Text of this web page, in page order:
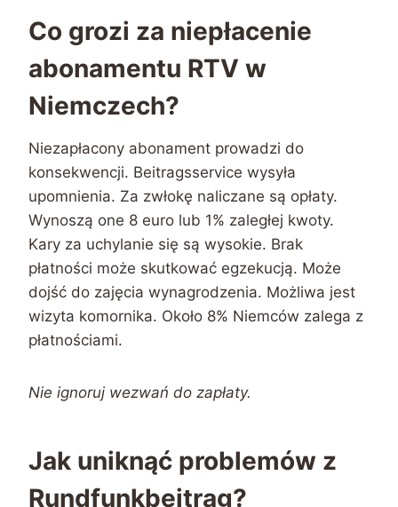
Co grozi za niepłacenie
abonamentu RTV w
Niemczech?
Niezapłacony abonament prowadzi do
konsekwencji. Beitragsservice wysyła
upomnienia. Za zwłokę naliczane są opłaty.
Wynoszą one 8 euro lub 1% zaległej kwoty.
Kary za uchylanie się są wysokie. Brak
płatności może skutkować egzekucją. Może
dojść do zajęcia wynagrodzenia. Możliwa jest
wizyta komornika. Około 8% Niemców zalega z
płatnościami.
Nie ignoruj wezwań do zapłaty.
Jak uniknąć problemów z
Rundfunkbeitrag?